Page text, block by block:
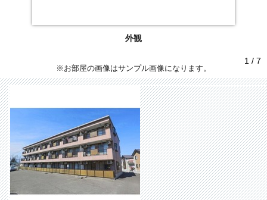
外観
1 / 7
※お部屋の画像はサンプル画像になります。